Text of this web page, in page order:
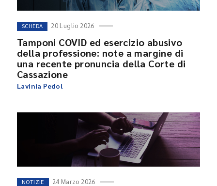
SCHEDA 20 Luglio 2026
Tamponi COVID ed esercizio abusivo
della professione: note a margine di
una recente pronuncia della Corte di
Cassazione
Lavinia Pedol
NOTIZIE 24 Marzo 2026